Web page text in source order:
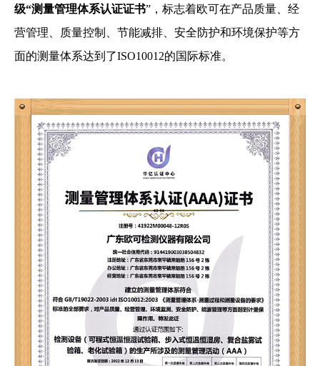
级“测量管理体系认证证书”，标志着欧可在产品质量、经
营管理、质量控制、节能减排、安全防护和环境保护等方
面的测量体系达到了ISO10012的国际标准。